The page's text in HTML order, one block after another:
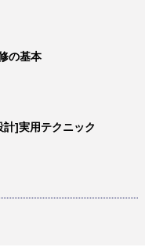
の基本
]実用テクニック